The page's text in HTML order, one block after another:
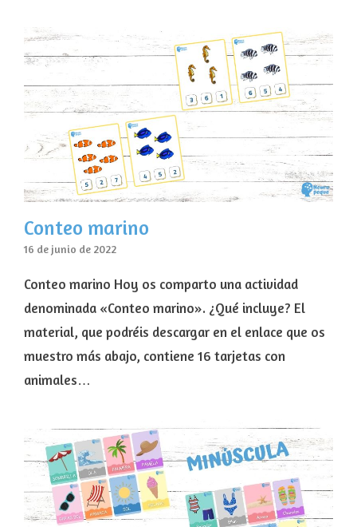
Conteo marino
16 de junio de 2022
Conteo marino Hoy os comparto una actividad
denominada «Conteo marino». ¿Qué incluye? El
material, que podréis descargar en el enlace que os
muestro más abajo, contiene 16 tarjetas con
animales…